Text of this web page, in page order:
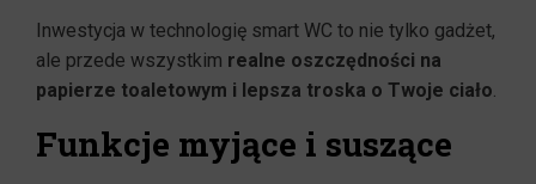
Inwestycja w technologię smart WC to nie tylko gadżet,
ale przede wszystkim realne oszczędności na
papierze toaletowym i lepsza troska o Twoje ciało
Funkcje myjące i suszące